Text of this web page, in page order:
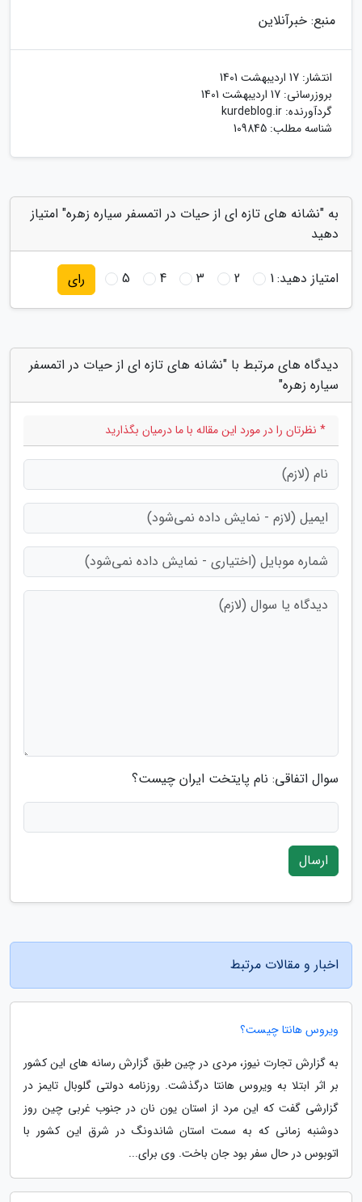
منبع: خبرآنلاین
انتشار: 17 اردیبهشت 1401
بروزرسانی: 17 اردیبهشت 1401
گردآورنده: kurdeblog.ir
شناسه مطلب: 109845
به "نشانه های تازه ای از حیات در اتمسفر سیاره زهره" امتیاز
دهید
امتیاز دهید:1
2
3
4
5 رای
دیدگاه های مرتبط با "نشانه های تازه ای از حیات در اتمسفر
سیاره زهره"
* نظرتان را در مورد این مقاله با ما درمیان بگذارید
سوال اتفاقی: نام پایتخت ایران چیست؟
ارسال
اخبار و مقالات مرتبط
ویروس هانتا چیست؟
به گزارش تجارت نیوز، مردی در چین طبق گزارش رسانه های این کشور
بر اثر ابتلا به ویروس هانتا درگذشت. روزنامه دولتی گلوبال تایمز در
گزارشی گفت که این مرد از استان یون نان در جنوب غربی چین روز
دوشنبه زمانی که به سمت استان شاندونگ در شرق این کشور با
اتوبوس در حال سفر بود جان باخت. وی برای...